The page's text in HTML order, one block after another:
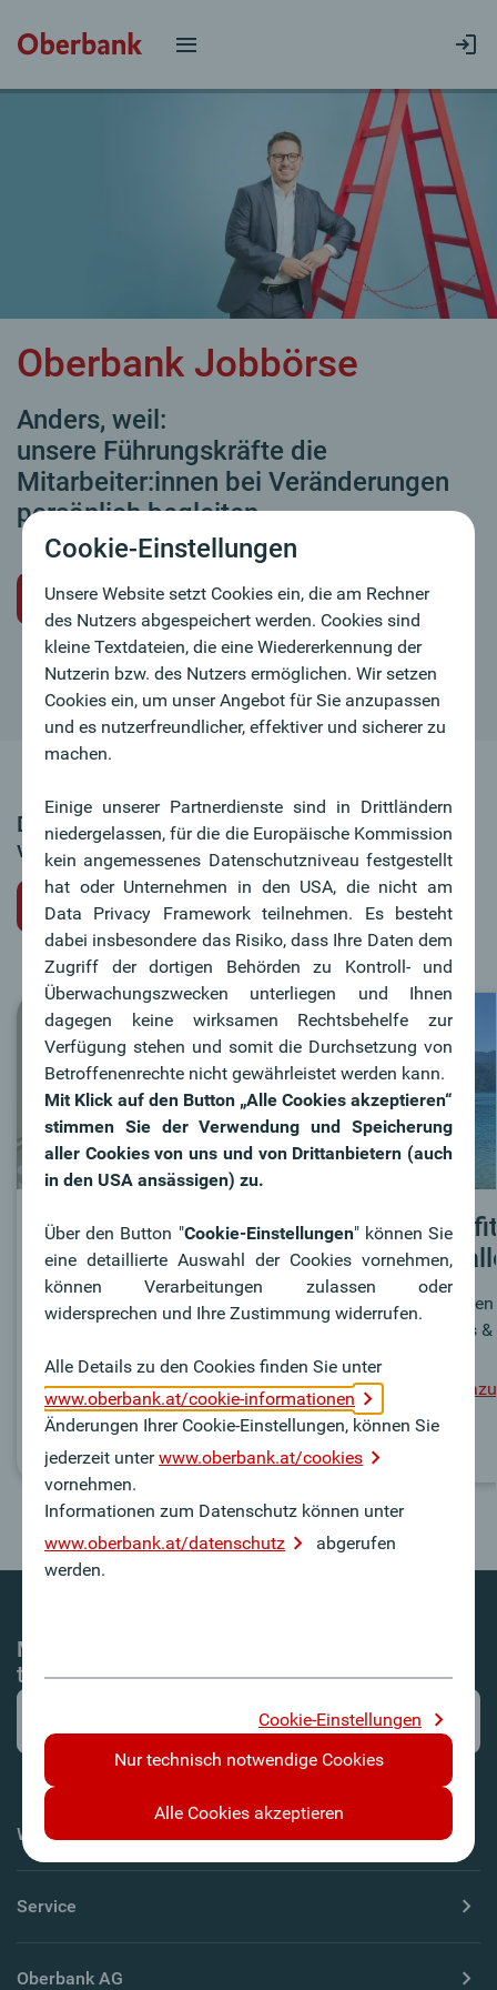
Oberbank Jobbörse
Anders, weil:
unsere Führungskräfte die
Mitarbeiter:innen bei Veränderungen
persönlich begleiten.
Initiativbewerbung
Dieses Stellenangebot ist leider nicht mehr
verfügbar.
zurück zur Jobübersicht
Wofür stehen wir?
Welche Eigenschaften machen die
Oberbank zu einem besonderen
Arbeitgeber?
Mehr dazu
Benefits
Mehr dazu
Mit dem Oberbank Newsletter-Service immer
top informiert!
Cookie-Einstellungen
Unsere Website setzt Cookies ein, die am Rechner
des Nutzers abgespeichert werden. Cookies sind
kleine Textdateien, die eine Wiedererkennung der
Nutzerin bzw. des Nutzers ermöglichen. Wir setzen
Cookies ein, um unser Angebot für Sie anzupassen
und es nutzerfreundlicher, effektiver und sicherer zu
machen.
Einige unserer Partnerdienste sind in Drittländern
niedergelassen, für die die Europäische Kommission
kein angemessenes Datenschutzniveau festgestellt
hat oder Unternehmen in den USA, die nicht am
Data Privacy Framework teilnehmen. Es besteht
dabei insbesondere das Risiko, dass Ihre Daten dem
Zugriff der dortigen Behörden zu Kontroll- und
Überwachungszwecken unterliegen und Ihnen
dagegen keine wirksamen Rechtsbehelfe zur
Verfügung stehen und somit die Durchsetzung von
Betroffenenrechte nicht gewährleistet werden kann.
Mit Klick auf den Button „Alle Cookies akzeptieren“
stimmen Sie der Verwendung und Speicherung
aller Cookies von uns und von Drittanbietern (auch
in den USA ansässigen) zu.
Über den Button "Cookie-Einstellungen" können Sie
eine detaillierte Auswahl der Cookies vornehmen,
können Verarbeitungen zulassen oder
widersprechen und Ihre Zustimmung widerrufen.
Alle Details zu den Cookies finden Sie unter
www.oberbank.at/cookie-informationen
Änderungen Ihrer Cookie-Einstellungen, können Sie
jederzeit unterwww.oberbank.at/cookies
vornehmen.
Informationen zum Datenschutz können unter
www.oberbank.at/datenschutz
abgerufen
werden.
Cookie-Einstellungen
Nur technisch notwendige Cookies
Alle Cookies akzeptieren
Wichtige Informationen
Service
Oberbank AG